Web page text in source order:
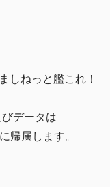
しねっと艦これ！
データは
帰属します。